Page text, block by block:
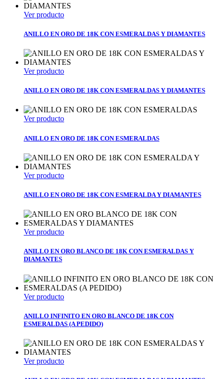
Ver producto
ANILLO EN ORO DE 18K CON ESMERALDAS Y DIAMANTES
Ver producto
ANILLO EN ORO DE 18K CON ESMERALDAS Y DIAMANTES
Ver producto
ANILLO EN ORO DE 18K CON ESMERALDAS
Ver producto
ANILLO EN ORO DE 18K CON ESMERALDA Y DIAMANTES
Ver producto
ANILLO EN ORO BLANCO DE 18K CON ESMERALDAS Y
DIAMANTES
Ver producto
ANILLO INFINITO EN ORO BLANCO DE 18K CON
ESMERALDAS (A PEDIDO)
Ver producto